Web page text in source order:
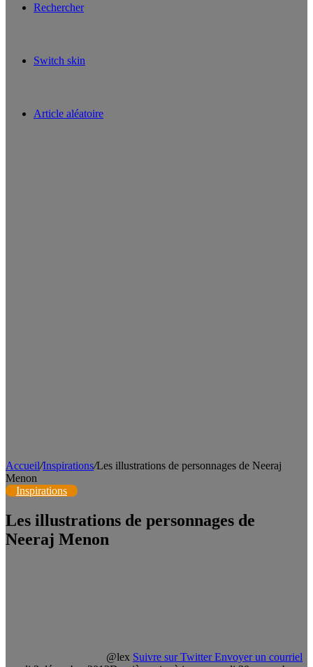
Rechercher
Switch skin
Article aléatoire
Accueil/Inspirations/Les illustrations de personnages de Neeraj
Menon
Inspirations
Les illustrations de personnages de
Neeraj Menon
@lex Suivre sur Twitter Envoyer un courriel